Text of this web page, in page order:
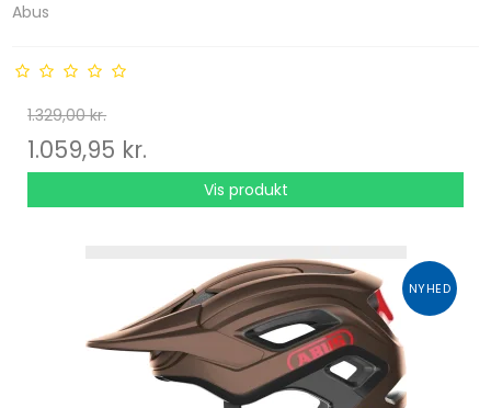
Abus
1.329,00 kr.
1.059,95 kr.
Vis produkt
NYHED